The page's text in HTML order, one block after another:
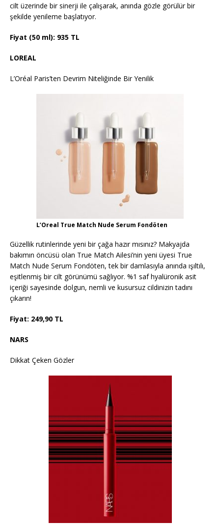
cilt üzerinde bir sinerji ile çalışarak, anında gözle görülür bir
şekilde yenileme başlatıyor.
Fiyat (50 ml): 935 TL
LOREAL
L’Oréal Paris’ten Devrim Niteliğinde Bir Yenilik
L’Oreal True Match Nude Serum Fondöten
Güzellik rutinlerinde yeni bir çağa hazır mısınız? Makyajda
bakımın öncüsü olan True Match Ailesi’nin yeni üyesi True
Match Nude Serum Fondöten, tek bir damlasıyla anında ışıltılı,
eşitlenmiş bir cilt görünümü sağlıyor. %1 saf hyalüronik asit
içeriği sayesinde dolgun, nemli ve kusursuz cildinizin tadını
çıkarın!
Fiyat: 249,90 TL
NARS
Dikkat Çeken Gözler